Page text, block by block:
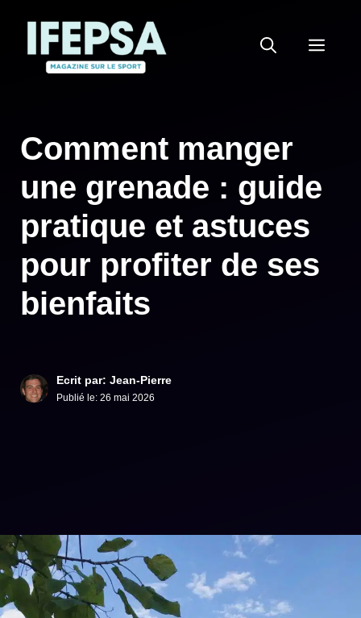
contenu
Comment manger
une grenade : guide
pratique et astuces
pour profiter de ses
bienfaits
Ecrit par: Jean-Pierre
Publié le: 26 mai 2026